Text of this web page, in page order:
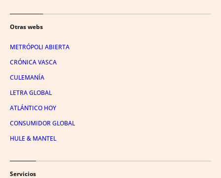
Otras webs
METRÓPOLI ABIERTA
CRÓNICA VASCA
CULEMANÍA
LETRA GLOBAL
ATLÁNTICO HOY
CONSUMIDOR GLOBAL
HULE & MANTEL
Servicios